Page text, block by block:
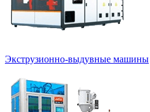
Экструзионно-выдувные машины